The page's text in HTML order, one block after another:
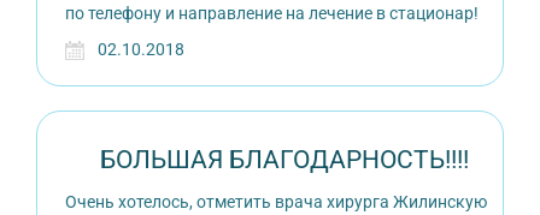
по телефону и направление на лечение в стационар!
02.10.2018
БОЛЬШАЯ БЛАГОДАРНОСТЬ!!!!
Очень хотелось, отметить врача хирурга Жилинскую